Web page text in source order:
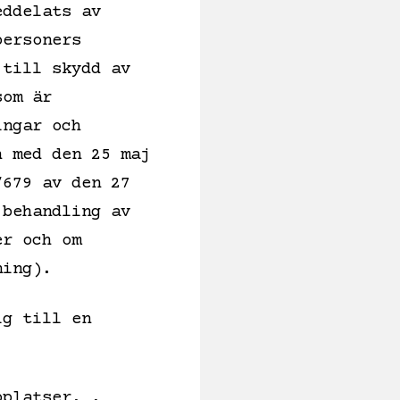
av
till skydd av
är
och
den 25 maj
av den 27
av
och om
till en